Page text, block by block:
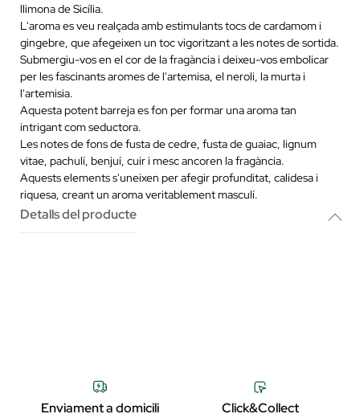
llimona de Sicília.
L'aroma es veu realçada amb estimulants tocs de cardamom i
gingebre, que afegeixen un toc vigoritzant a les notes de sortida.
Submergiu-vos en el cor de la fragància i deixeu-vos embolicar
per les fascinants aromes de l'artemisa, el neroli, la murta i
l'artemisia.
Aquesta potent barreja es fon per formar una aroma tan
intrigant com seductora.
Les notes de fons de fusta de cedre, fusta de guaiac, lignum
vitae, pachulí, benjuí, cuir i mesc ancoren la fragància.
Aquests elements s'uneixen per afegir profunditat, calidesa i
riquesa, creant un aroma veritablement masculí.
Detalls del producte
Enviament a domicili Click&Collect